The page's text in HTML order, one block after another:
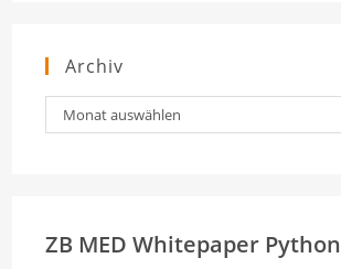
Archiv
Archiv
Monat auswählen
ZB MED Whitepaper Python